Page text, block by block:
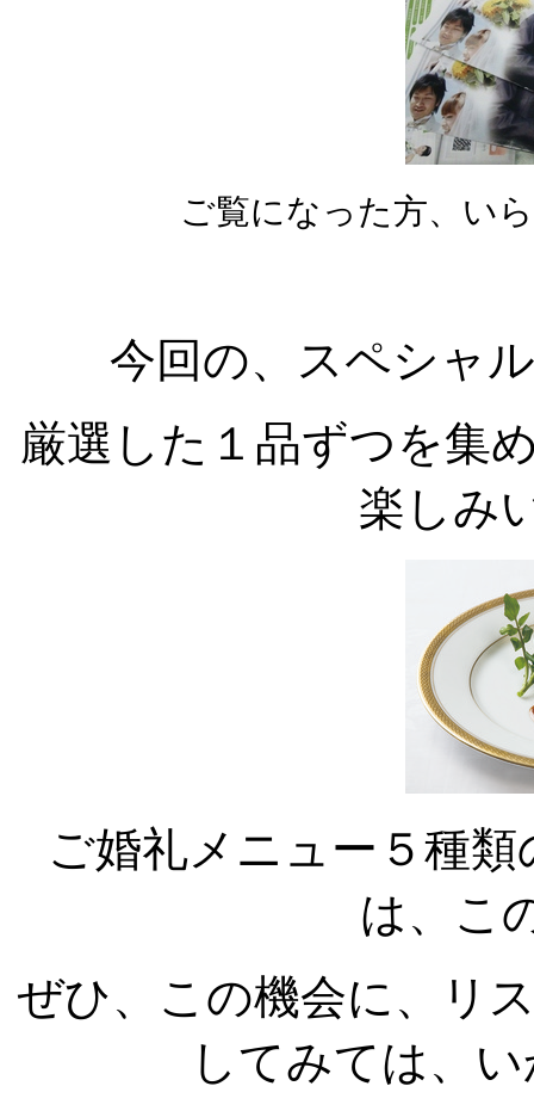
ご覧になった方、い
今回の、スペシャ
厳選した１品ずつを集
楽しみ
ご婚礼メニュー５種
は、こ
ぜひ、この機会に、リ
してみては、